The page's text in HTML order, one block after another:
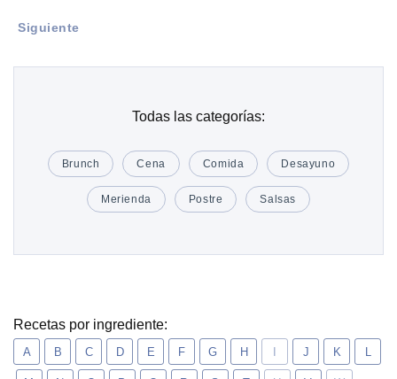
Siguiente
Todas las categorías:
Brunch Cena Comida Desayuno
Merienda Postre Salsas
Recetas por ingrediente:
A B C D E F G H I J K L